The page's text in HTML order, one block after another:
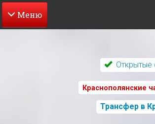
Перейти
Открытые
Краснополянские
Трансфер в